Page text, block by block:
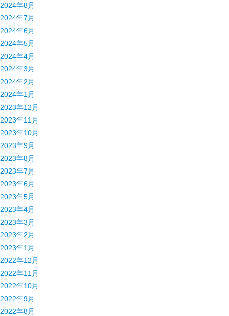
2024年8月
2024年7月
2024年6月
2024年5月
2024年4月
2024年3月
2024年2月
2024年1月
2023年12月
2023年11月
2023年10月
2023年9月
2023年8月
2023年7月
2023年6月
2023年5月
2023年4月
2023年3月
2023年2月
2023年1月
2022年12月
2022年11月
2022年10月
2022年9月
2022年8月